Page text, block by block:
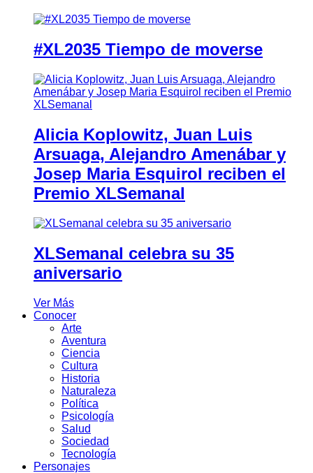
#XL2035 Tiempo de moverse
Alicia Koplowitz, Juan Luis
Arsuaga, Alejandro Amenábar y
Josep Maria Esquirol reciben el
Premio XLSemanal
XLSemanal celebra su 35
aniversario
Ver Más
Conocer
Arte
Aventura
Ciencia
Cultura
Historia
Naturaleza
Política
Psicología
Salud
Sociedad
Tecnología
Personajes